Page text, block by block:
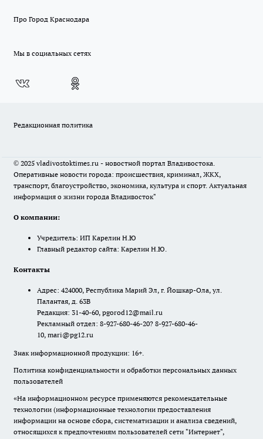
Про Город Краснодара
Мы в социальных сетях
Редакционная политика
© 2025 vladivostoktimes.ru - новостной портал Владивостока.
Оперативные новости города: происшествия, криминал, ЖКХ,
транспорт, благоустройство, экономика, культура и спорт. Актуальная
информация о жизни города Владивосток"
О компании:
Учредитель: ИП Карелин Н.Ю
Главный редактор сайта: Карелин Н.Ю.
Контакты
Адрес: 424000, Республика Марий Эл, г. Йошкар-Ола, ул.
Палантая, д. 63В
Редакция: 31-40-60, pgorod12@mail.ru
Рекламный отдел: 8-927-680-46-20? 8-927-680-46-
10, mari@pg12.ru
Знак информационной продукции: 16+.
Политика конфиденциальности и обработки персональных данных
пользователей
«На информационном ресурсе применяются рекомендательные
технологии (информационные технологии предоставления
информации на основе сбора, систематизации и анализа сведений,
относящихся к предпочтениям пользователей сети "Интернет",